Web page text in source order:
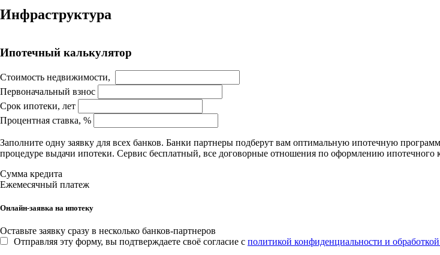
Инфраструктура
Ипотечный калькулятор
Стоимость недвижимости,
Первоначальный взнос
Срок ипотеки, лет
Процентная ставка, %
Заполните одну заявку для всех банков. Банки партнеры подберут вам оптимальную ипотечную
процедуре выдачи ипотеки. Сервис бесплатный, все договорные отношения по оформлению ипотечного
Сумма кредита
Ежемесячный платеж
Онлайн-заявка на ипотеку
Оставьте заявку сразу в несколько банков-партнеров
Отправляя эту форму, вы подтверждаете своё согласие с политикой конфиденциальности и